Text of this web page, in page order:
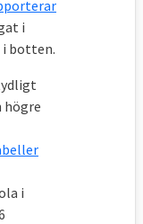
i
botten.
högre
i